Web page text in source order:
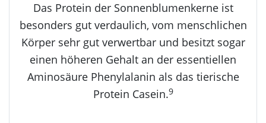
Das Protein der Sonnenblumenkerne ist
besonders gut verdaulich, vom menschlichen
Körper sehr gut verwertbar und besitzt sogar
einen höheren Gehalt an der essentiellen
Aminosäure Phenylalanin als das tierische
Protein Casein.9